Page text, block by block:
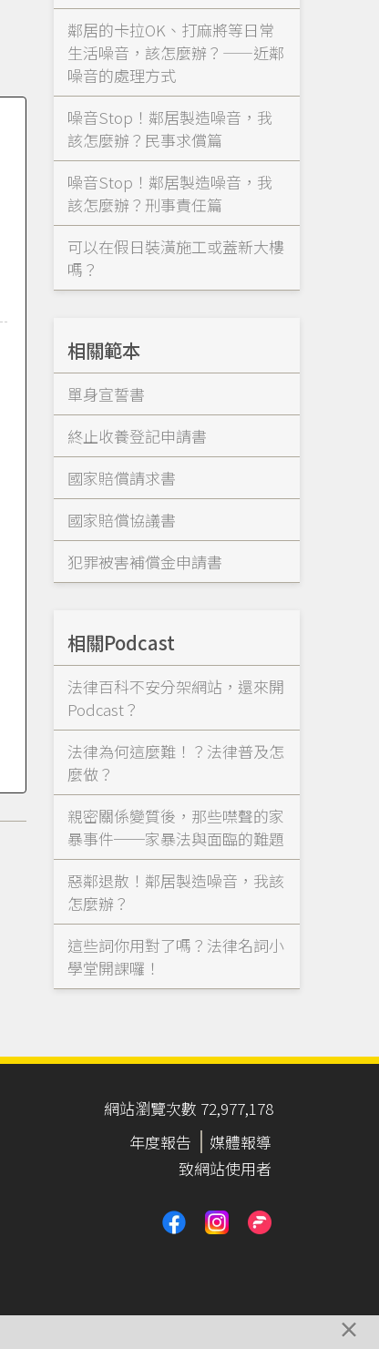
鄰居的卡拉OK、打麻將等日常
生活噪音，該怎麼辦？——近鄰
噪音的處理方式
噪音Stop！鄰居製造噪音，我
該怎麼辦？民事求償篇
噪音Stop！鄰居製造噪音，我
該怎麼辦？刑事責任篇
可以在假日裝潢施工或蓋新大樓
嗎？
相關範本
單身宣誓書
終止收養登記申請書
國家賠償請求書
國家賠償協議書
犯罪被害補償金申請書
相關Podcast
法律百科不安分架網站，還來開
Podcast？
法律為何這麼難！？法律普及怎
麼做？
親密關係變質後，那些噤聲的家
暴事件──家暴法與面臨的難題
惡鄰退散！鄰居製造噪音，我該
怎麼辦？
這些詞你用對了嗎？法律名詞小
學堂開課囉！
網站瀏覽次數 72,977,178
年度報告
媒體報導
致網站使用者
×